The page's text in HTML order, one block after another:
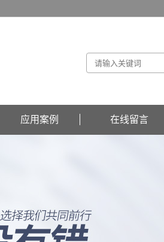
应用案例 在线留言